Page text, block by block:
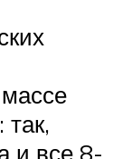
и все 8-